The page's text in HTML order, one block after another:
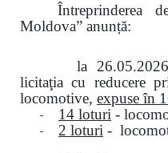
Întreprinderea
Moldova” anunță:
la
licitaţia cu reducere
locomotive, expuse în
- 14 loturi -
- 2 loturi -